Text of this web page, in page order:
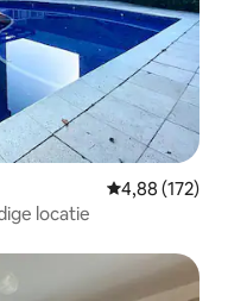
Gemiddelde
4,88 (172)
locatie